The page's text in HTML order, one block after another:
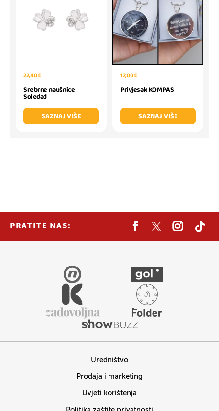
22,40 €
Srebrne naušnice
Soledad
SAZNAJ VIŠE
12,00 €
Privjesak KOMPAS
SAZNAJ VIŠE
PRATITE NAS:
Uredništvo
Prodaja i marketing
Uvjeti korištenja